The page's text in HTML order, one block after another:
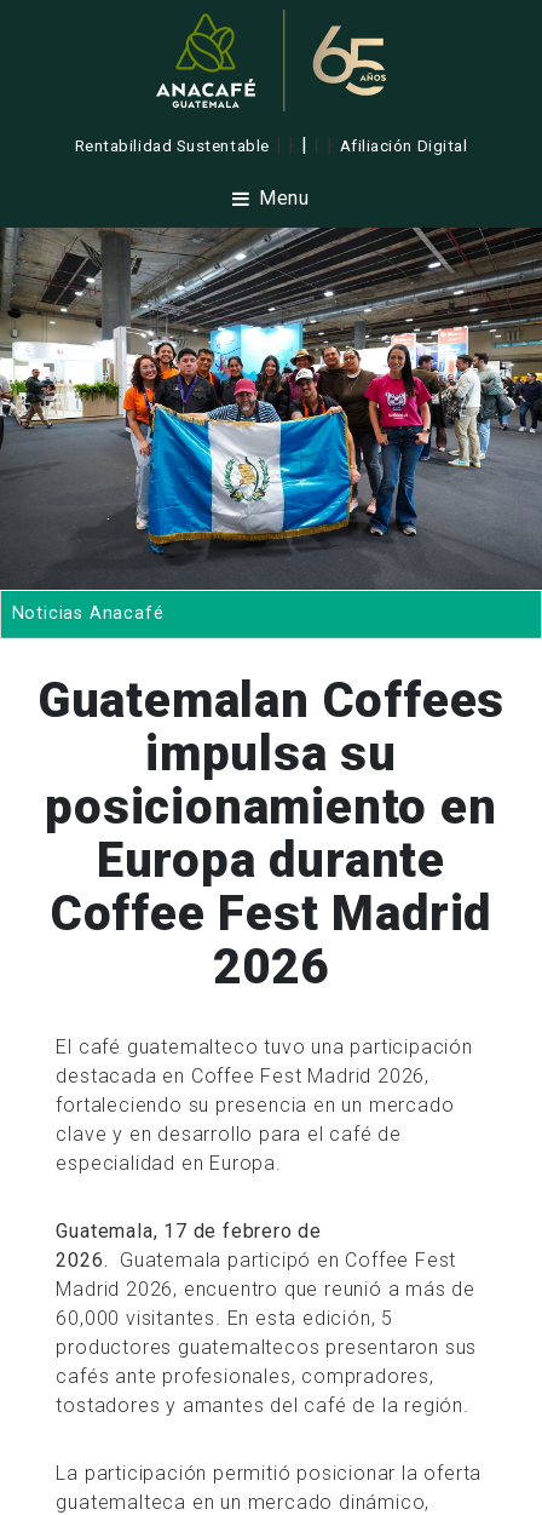
Rentabilidad Sustentable | | | | | Afiliación Digital
Menu
Noticias Anacafé
Guatemalan Coffees
impulsa su
posicionamiento en
Europa durante
Coffee Fest Madrid
2026
El café guatemalteco tuvo una participación
destacada en Coffee Fest Madrid 2026,
fortaleciendo su presencia en un mercado
clave y en desarrollo para el café de
especialidad en Europa.
Guatemala, 17 de febrero de
2026. Guatemala participó en Coffee Fest
Madrid 2026, encuentro que reunió a más de
60,000 visitantes. En esta edición, 5
productores guatemaltecos presentaron sus
cafés ante profesionales, compradores,
tostadores y amantes del café de la región.
La participación permitió posicionar la oferta
guatemalteca en un mercado dinámico,